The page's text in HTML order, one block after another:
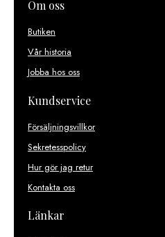
Om oss
Butiken
Vår historia
Jobba hos oss
Kundservice
Försäljningsvillkor
Sekretesspolicy
Hur gör jag retur
Kontakta oss
Länkar